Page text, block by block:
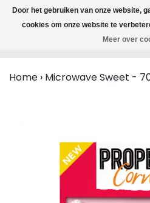
Home › Microwave Sweet -
Door het gebruiken van onze website,
cookies om onze website te
Meer over